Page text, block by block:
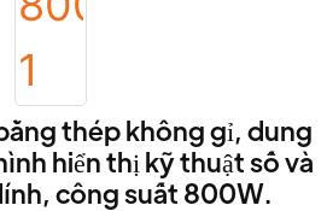
thép không gỉ, dung
hiển thị kỹ thuật số và
công suất 800W.